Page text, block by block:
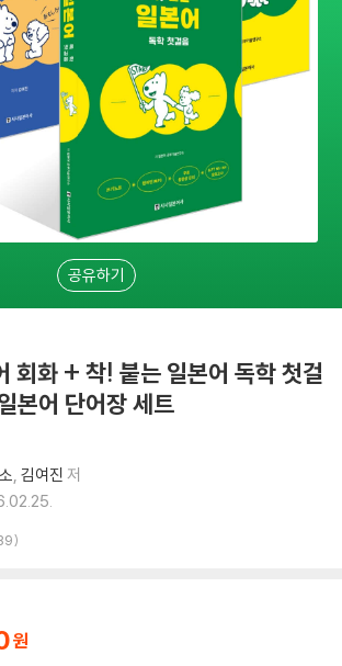
공유하기
회화 + 착! 붙는 일본어 독학 첫걸
본어 단어장 세트
김여진 저